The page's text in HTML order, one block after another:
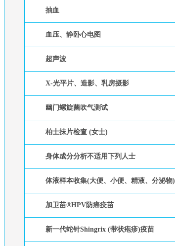
抽血
血压、静卧心电图
超声波
X-光平片、造影、乳房摄影
幽门螺旋菌吹气测试
柏士抺片检查 (女士)
身体成分分析不适用下列人士
体液样本收集(大便、小便、精液、分泌物)
加卫苗®HPV防癌疫苗
新一代蛇针Shingrix (带状疱疹)疫苗